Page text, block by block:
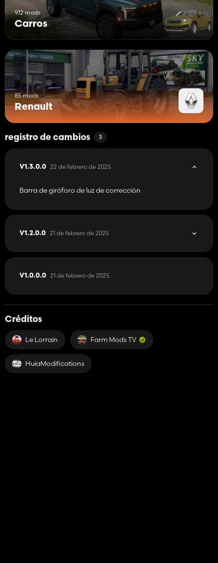
912 mods
Carros
85 mods
Renault
registro de cambios 3
V1.3.0.0 22 de febrero de 2025
Barra de giróforo de luz de corrección
V1.2.0.0 21 de febrero de 2025
V1.0.0.0 21 de febrero de 2025
Créditos
Le Lorrain Farm Mods TV
HuiaModifications